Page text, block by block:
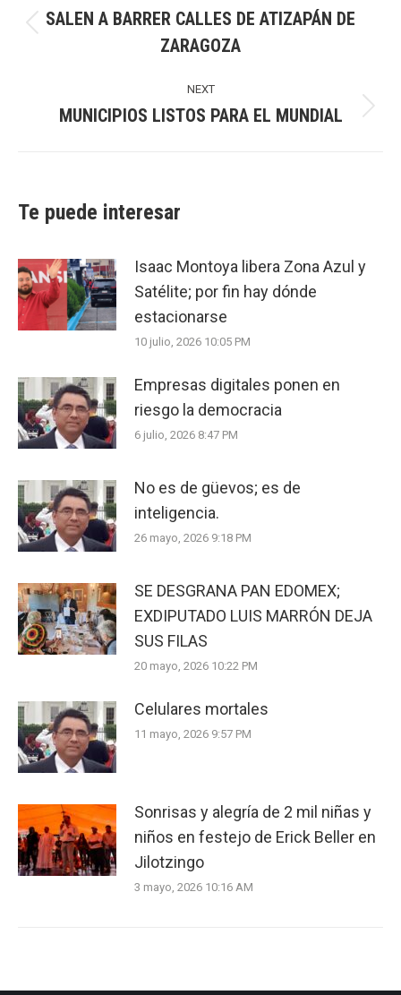
post:
SALEN A BARRER CALLES DE ATIZAPÁN DE
ZARAGOZA
NEXT
Next
MUNICIPIOS LISTOS PARA EL MUNDIAL
Te puede interesar
Isaac Montoya libera Zona Azul y
Satélite; por fin hay dónde
estacionarse
10 julio, 2026 10:05 PM
Empresas digitales ponen en
riesgo la democracia
6 julio, 2026 8:47 PM
No es de güevos; es de
inteligencia.
26 mayo, 2026 9:18 PM
SE DESGRANA PAN EDOMEX;
EXDIPUTADO LUIS MARRÓN DEJA
SUS FILAS
20 mayo, 2026 10:22 PM
Celulares mortales
11 mayo, 2026 9:57 PM
Sonrisas y alegría de 2 mil niñas y
niños en festejo de Erick Beller en
Jilotzingo
3 mayo, 2026 10:16 AM